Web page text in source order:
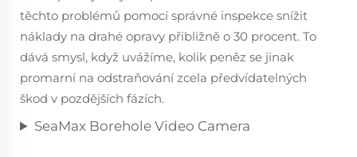
těchto problémů pomocí správné inspekce snížit
náklady na drahé opravy přibližně o 30 procent. To
dává smysl, když uvážíme, kolik peněz se jinak
promarní na odstraňování zcela předvídatelných
škod v pozdějších fázích.
SeaMax Borehole Video Camera